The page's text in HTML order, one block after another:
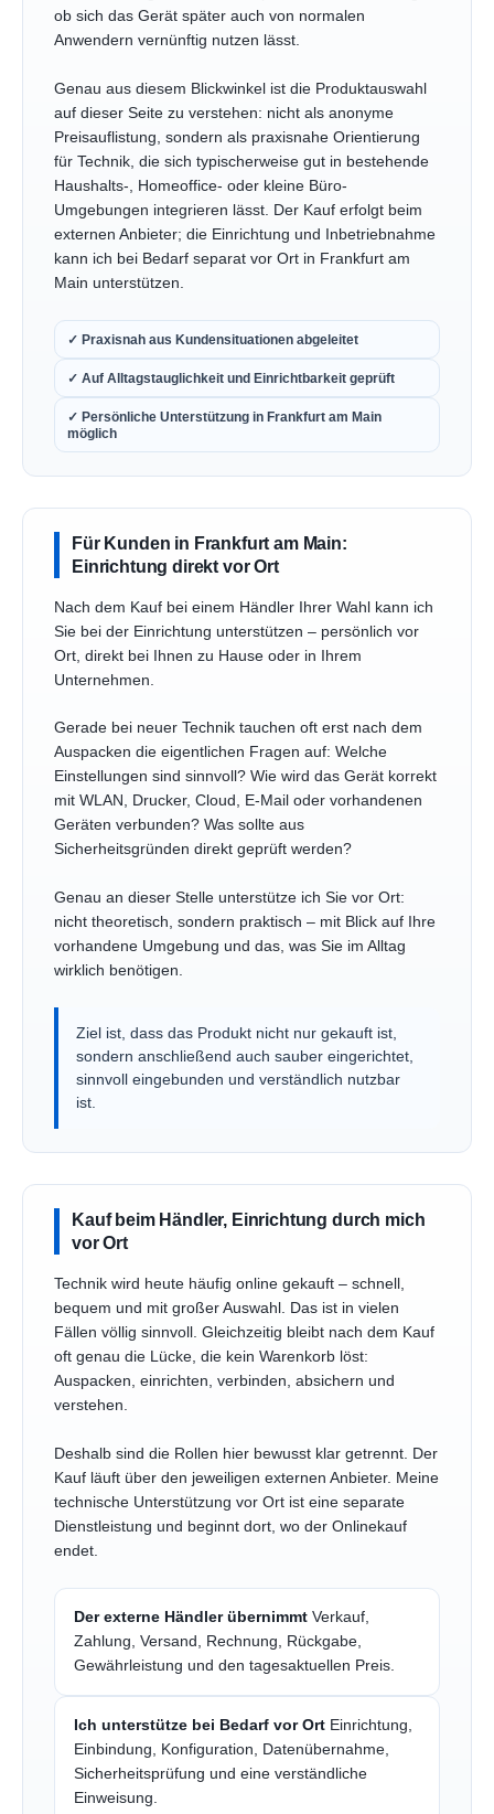
ob sich das Gerät später auch von normalen
Anwendern vernünftig nutzen lässt.
Genau aus diesem Blickwinkel ist die Produktauswahl
auf dieser Seite zu verstehen: nicht als anonyme
Preisauflistung, sondern als praxisnahe Orientierung
für Technik, die sich typischerweise gut in bestehende
Haushalts-, Homeoffice- oder kleine Büro-
Umgebungen integrieren lässt. Der Kauf erfolgt beim
externen Anbieter; die Einrichtung und Inbetriebnahme
kann ich bei Bedarf separat vor Ort in Frankfurt am
Main unterstützen.
✓ Praxisnah aus Kundensituationen abgeleitet
✓ Auf Alltagstauglichkeit und Einrichtbarkeit geprüft
✓ Persönliche Unterstützung in Frankfurt am Main
möglich
Für Kunden in Frankfurt am Main:
Einrichtung direkt vor Ort
Nach dem Kauf bei einem Händler Ihrer Wahl kann ich
Sie bei der Einrichtung unterstützen – persönlich vor
Ort, direkt bei Ihnen zu Hause oder in Ihrem
Unternehmen.
Gerade bei neuer Technik tauchen oft erst nach dem
Auspacken die eigentlichen Fragen auf: Welche
Einstellungen sind sinnvoll? Wie wird das Gerät korrekt
mit WLAN, Drucker, Cloud, E-Mail oder vorhandenen
Geräten verbunden? Was sollte aus
Sicherheitsgründen direkt geprüft werden?
Genau an dieser Stelle unterstütze ich Sie vor Ort:
nicht theoretisch, sondern praktisch – mit Blick auf Ihre
vorhandene Umgebung und das, was Sie im Alltag
wirklich benötigen.
Ziel ist, dass das Produkt nicht nur gekauft ist,
sondern anschließend auch sauber eingerichtet,
sinnvoll eingebunden und verständlich nutzbar
ist.
Kauf beim Händler, Einrichtung durch mich
vor Ort
Technik wird heute häufig online gekauft – schnell,
bequem und mit großer Auswahl. Das ist in vielen
Fällen völlig sinnvoll. Gleichzeitig bleibt nach dem Kauf
oft genau die Lücke, die kein Warenkorb löst:
Auspacken, einrichten, verbinden, absichern und
verstehen.
Deshalb sind die Rollen hier bewusst klar getrennt. Der
Kauf läuft über den jeweiligen externen Anbieter. Meine
technische Unterstützung vor Ort ist eine separate
Dienstleistung und beginnt dort, wo der Onlinekauf
endet.
Der externe Händler übernimmt Verkauf,
Zahlung, Versand, Rechnung, Rückgabe,
Gewährleistung und den tagesaktuellen Preis.
Ich unterstütze bei Bedarf vor Ort Einrichtung,
Einbindung, Konfiguration, Datenübernahme,
Sicherheitsprüfung und eine verständliche
Einweisung.